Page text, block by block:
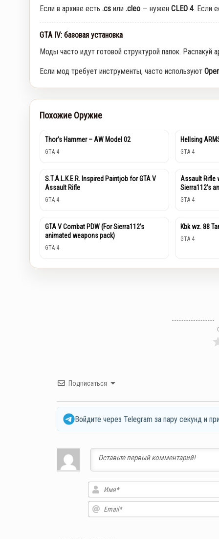
Если в архиве есть .cs или .cleo — нужен CLEO 4. Если
GTA IV: базовая установка
Моды часто идут готовой структурой папок. Распакуй
Если мод требует инструменты, часто используют
Похожие Оружие
Thor’s Hammer – AW Model 02
GTA 4
Hellsing
GTA 4
S.T.A.L.K.E.R. Inspired Paintjob for GTA V
Assault Rifle
GTA 4
Assault Rifle
Sierra112’s
GTA 4
GTA V Combat PDW (For Sierra112’s
animated weapons pack)
GTA 4
Kbk wz. 88
GTA 4
Подписаться
Войдите через Telegram за пару секунд и